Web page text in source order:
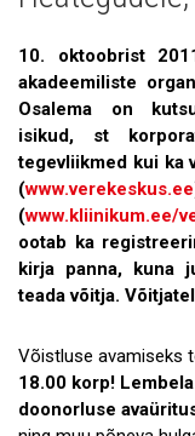
Galerii
Koostöö
Tule tööle!
Tule ekskursioonile!
Andmekaitse
10. oktoobrist
akadeemiliste
Osalema on
isikud, st
tegevliikmed kui ka
(www.verekeskus.ee
(www.kliinikum.ee/
ootab ka
kirja panna, kuna
teada võitja.
Võistluse avamiseks
18.00 korp!
doonorluse